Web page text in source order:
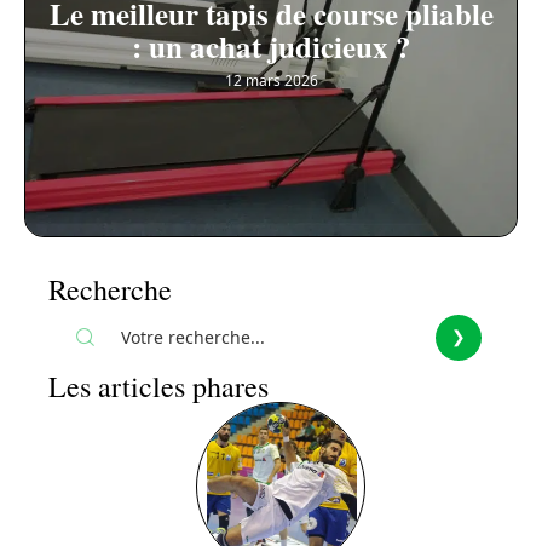
Le meilleur tapis de course pliable
: un achat judicieux ?
12 mars 2026
Recherche
Les articles phares